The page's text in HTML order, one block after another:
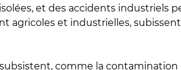
et des accidents industriels
agricoles et industrielles,
comme la contamination